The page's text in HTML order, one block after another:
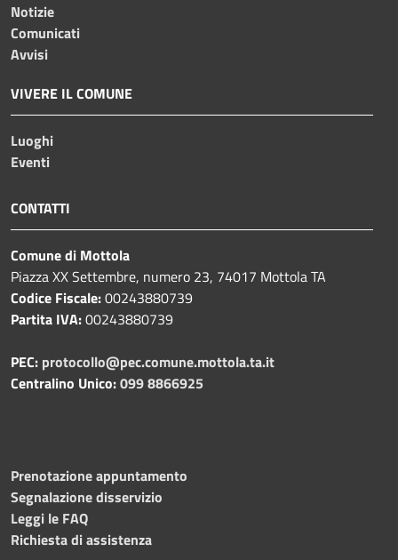
Notizie
Comunicati
Avvisi
VIVERE IL COMUNE
Luoghi
Eventi
CONTATTI
Comune di Mottola
Piazza XX Settembre, numero 23, 74017 Mottola TA
Codice Fiscale:00243880739
Partita IVA:00243880739
PEC: protocollo@pec.comune.mottola.ta.it
Centralino Unico:099 8866925
Prenotazione appuntamento
Segnalazione disservizio
Leggi le FAQ
Richiesta di assistenza